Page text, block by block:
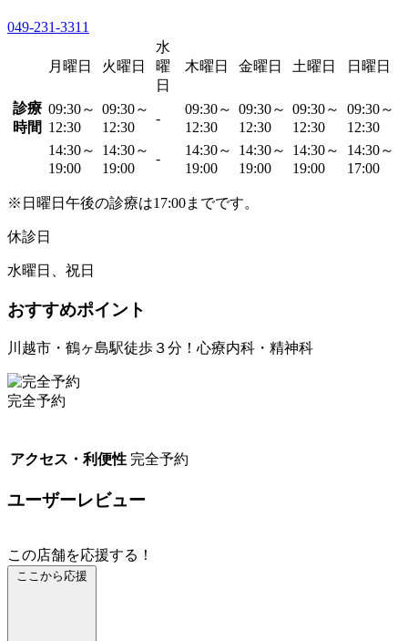
049-231-3311
月曜日 火曜日
水
曜
日
木曜日 金曜日 土曜日 日曜日
診療
時間
09:30～
12:30
09:30～
12:30
-
09:30～
12:30
09:30～
12:30
09:30～
12:30
09:30～
12:30
14:30～
19:00
14:30～
19:00
-
14:30～
19:00
14:30～
19:00
14:30～
19:00
14:30～
17:00
※日曜日午後の診療は17:00までです。
休診日
水曜日、祝日
おすすめポイント
川越市・鶴ヶ島駅徒歩３分！心療内科・精神科
完全予約
アクセス・利便性 完全予約
ユーザーレビュー
この店舗を応援する！
ここから応援